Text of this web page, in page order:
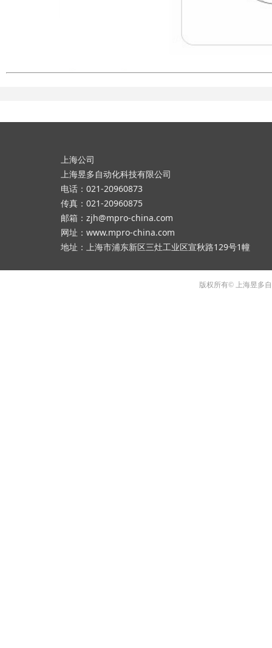
上海公司
上海昱多自动化科技有限公司
电话：021-20960873
传真：021-20960875
邮箱：zjh@mpro-china.com
网址：www.mpro-china.com
地址：上海市浦东新区三灶工业区宣秋路129号1幢
版权所有© 上海昱多